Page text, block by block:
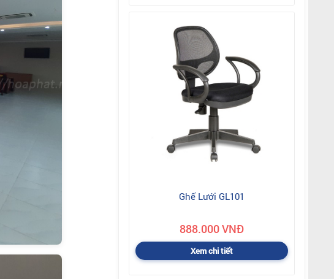
Ghế Lưới GL101
888.000 VNĐ
Xem chi tiết